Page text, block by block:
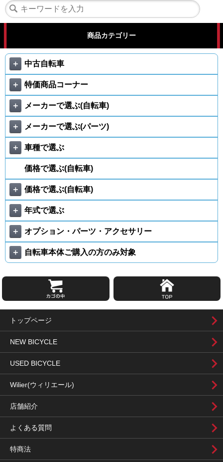
商品カテゴリー
＋ 中古自転車
＋ 特価商品コーナー
＋ メーカーで選ぶ(自転車)
＋ メーカーで選ぶ(パーツ)
＋ 車種で選ぶ
価格で選ぶ(自転車)
＋ 価格で選ぶ(自転車)
＋ 年式で選ぶ
＋ オプション・パーツ・アクセサリー
＋ 自転車本体ご購入の方のみ対象
トップページ
NEW BICYCLE
USED BICYCLE
Wilier(ウィリエール)
店舗紹介
よくある質問
特商法